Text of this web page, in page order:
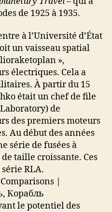
de 1925 à 1935.
à l’Université d’État
un vaisseau spatial
»,
électriques. Cela a
À partir du 15
était un chef de file
de
des premiers moteurs
Au début des années
série de fusées à
taille croissante. Ces
RLA.
le potentiel des